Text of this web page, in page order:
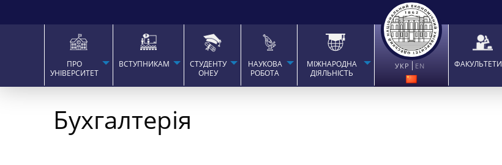
ПРО
УНІВЕРСИТЕТ
ВСТУПНИКАМ
СТУДЕНТУ
ОНЕУ
НАУКОВА
РОБОТА
МІЖНАРОДНА
ДІЯЛЬНІСТЬ
УКР EN ФАКУЛЬТЕТИ
Бухгалтерія